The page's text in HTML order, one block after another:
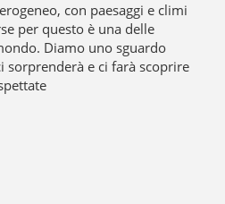
con paesaggi e climi
per questo è una delle
Diamo uno sguardo
sorprenderà e ci farà scoprire